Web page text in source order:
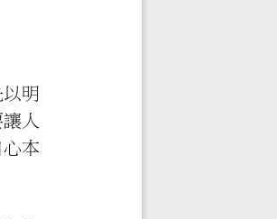
中首先以明
義
要讓人
解起行，顯發自心本